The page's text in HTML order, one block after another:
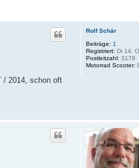
Rolf Schär
Beiträge: 1
Registriert: Di 14.
Postleitzahl: 3178
Motorrad Scooter:
/ 2014, schon oft